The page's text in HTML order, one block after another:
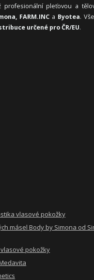
profesionální pleťovou a
FARM.INC a Byotea.
určené pro ČR/EU.
vlasové pokožky
másel Body by Simona od
pokožky